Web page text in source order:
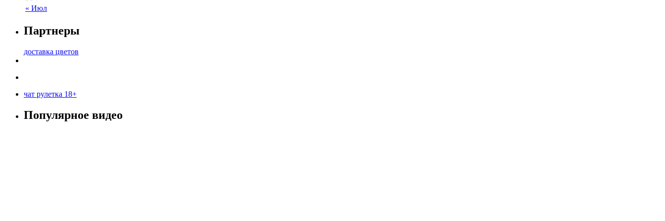
« Июл
Партнеры
доставка цветов
чат рулетка 18+
Популярное видео